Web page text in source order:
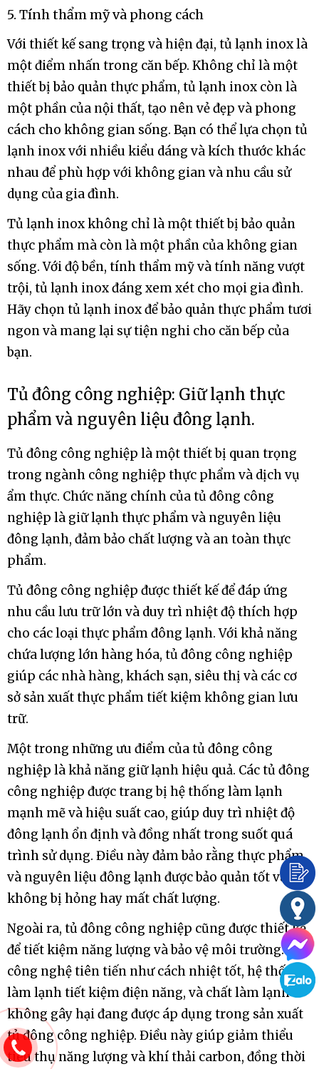
5. Tính thẩm mỹ và phong cách
Với thiết kế sang trọng và hiện đại, tủ lạnh inox là
một điểm nhấn trong căn bếp. Không chỉ là một
thiết bị bảo quản thực phẩm, tủ lạnh inox còn là
một phần của nội thất, tạo nên vẻ đẹp và phong
cách cho không gian sống. Bạn có thể lựa chọn tủ
lạnh inox với nhiều kiểu dáng và kích thước khác
nhau để phù hợp với không gian và nhu cầu sử
dụng của gia đình.
Tủ lạnh inox không chỉ là một thiết bị bảo quản
thực phẩm mà còn là một phần của không gian
sống. Với độ bền, tính thẩm mỹ và tính năng vượt
trội, tủ lạnh inox đáng xem xét cho mọi gia đình.
Hãy chọn tủ lạnh inox để bảo quản thực phẩm tươi
ngon và mang lại sự tiện nghi cho căn bếp của
bạn.
Tủ đông công nghiệp: Giữ lạnh thực
phẩm và nguyên liệu đông lạnh.
Tủ đông công nghiệp là một thiết bị quan trọng
trong ngành công nghiệp thực phẩm và dịch vụ
ẩm thực. Chức năng chính của tủ đông công
nghiệp là giữ lạnh thực phẩm và nguyên liệu
đông lạnh, đảm bảo chất lượng và an toàn thực
phẩm.
Tủ đông công nghiệp được thiết kế để đáp ứng
nhu cầu lưu trữ lớn và duy trì nhiệt độ thích hợp
cho các loại thực phẩm đông lạnh. Với khả năng
chứa lượng lớn hàng hóa, tủ đông công nghiệp
giúp các nhà hàng, khách sạn, siêu thị và các cơ
sở sản xuất thực phẩm tiết kiệm không gian lưu
trữ.
Một trong những ưu điểm của tủ đông công
nghiệp là khả năng giữ lạnh hiệu quả. Các tủ đông
công nghiệp được trang bị hệ thống làm lạnh
mạnh mẽ và hiệu suất cao, giúp duy trì nhiệt độ
đông lạnh ổn định và đồng nhất trong suốt quá
trình sử dụng. Điều này đảm bảo rằng thực phẩm
và nguyên liệu đông lạnh được bảo quản tốt và
không bị hỏng hay mất chất lượng.
Ngoài ra, tủ đông công nghiệp cũng được thiết kế
để tiết kiệm năng lượng và bảo vệ môi trường. Các
công nghệ tiên tiến như cách nhiệt tốt, hệ thống
làm lạnh tiết kiệm điện năng, và chất làm lạnh
không gây hại đang được áp dụng trong sản xuất
tủ đông công nghiệp. Điều này giúp giảm thiểu
tiêu thụ năng lượng và khí thải carbon, đồng thời